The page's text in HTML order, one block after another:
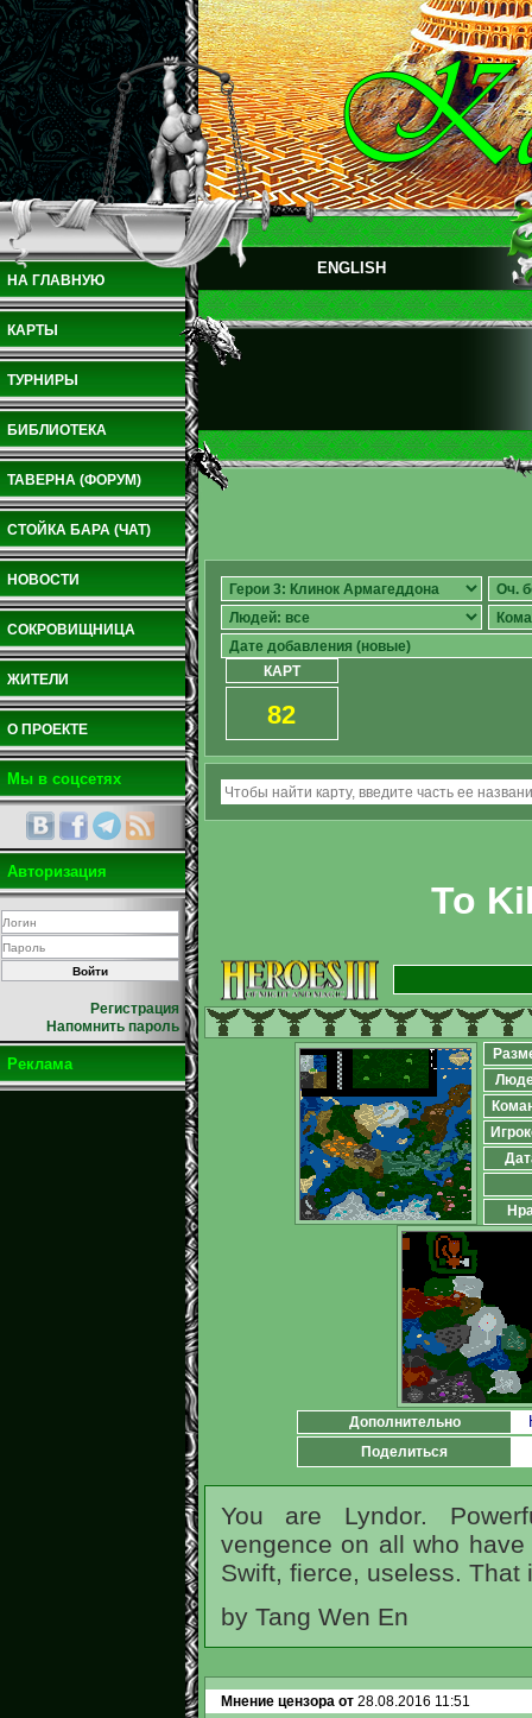
НА ГЛАВНУЮ
КАРТЫ
ТУРНИРЫ
БИБЛИОТЕКА
ТАВЕРНА (ФОРУМ)
СТОЙКА БАРА (ЧАТ)
НОВОСТИ
СОКРОВИЩНИЦА
ЖИТЕЛИ
О ПРОЕКТЕ
Мы в соцсетях
Авторизация
Регистрация
Напомнить пароль
Реклама
ENGLISH
КАРТ
82
To
Дополнительно
Поделиться
You are Lyndor.
vengence on all who
Swift, fierce, useless. That
by Tang Wen En
Мнение цензора от28.08.2016 11:51